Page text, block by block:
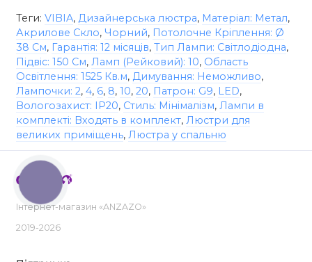
Теги: VIBIA, Дизайнерська люстра, Матеріал: Метал,
Акрилове Скло, Чорний, Потолочне Кріплення: Ø
38 См, Гарантія: 12 місяців, Тип Лампи: Світлодіодна,
Підвіс: 150 См, Ламп (Рейковий): 10, Область
Освітлення: 1525 Кв.м, Димування: Неможливо,
Лампочки: 2, 4, 6, 8, 10, 20, Патрон: G9, LED,
Вологозахист: IP20, Стиль: Мінімалізм, Лампи в
комплекті: Входять в комплект, Люстри для
великих приміщень, Люстра у спальню
Інтернет-магазин «ANZAZO»
2019-2026